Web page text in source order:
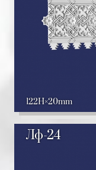
122H 20mm
Лф-24